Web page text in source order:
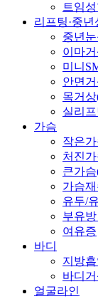
트임
리프팅·중년
중년
이마
미니
안면
목거
실리프
가슴
작은
처진
큰가
가슴
유두/
부유
여유증
바디
지방
바디
얼굴라인